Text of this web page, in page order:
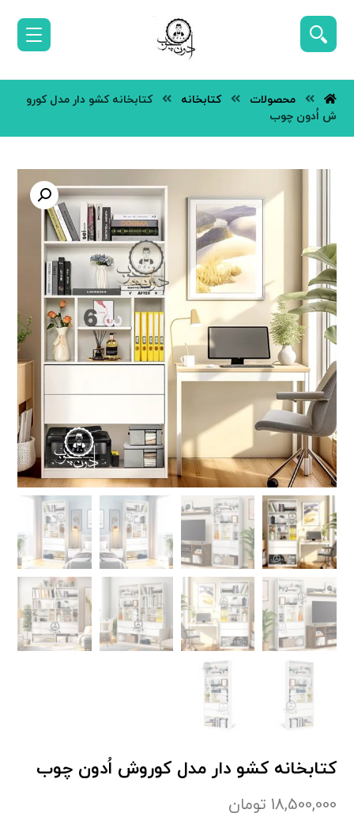
محصولات کتابخانه
کتابخانه کشو دار مدل کورو
ش اُدون چوب
کتابخانه کشو دار مدل کوروش اُدون چوب
18,500,000 تومان